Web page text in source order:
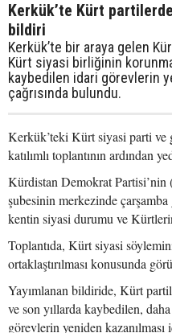
Kerkük’te Kürt
bildiri
Kerkük’te bir araya gelen
Kürt siyasi birliğinin
kaybedilen idari görevlerin
çağrısında bulundu.
Kerkük’teki Kürt siyasi parti ve
katılımlı toplantının ardından
Kürdistan Demokrat
şubesinin merkezinde
kentin siyasi durumu ve
Toplantıda, Kürt siyasi
ortaklaştırılması konusunda
Yayımlanan bildiride, Kürt
ve son yıllarda kaybedilen,
görevlerin yeniden